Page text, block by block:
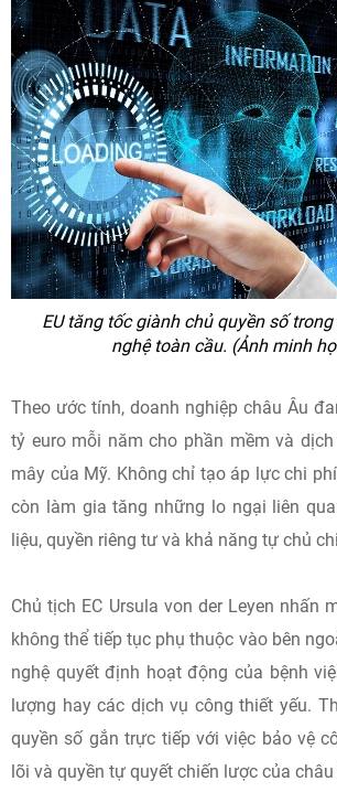
EU tăng tốc giành chủ quyền số
nghệ toàn cầu. (Ảnh minh
Theo ước tính, doanh nghiệp châu Âu
tỷ euro mỗi năm cho phần mềm và
mây của Mỹ. Không chỉ tạo áp lực chi
còn làm gia tăng những lo ngại liên
liệu, quyền riêng tư và khả năng tự chủ
Chủ tịch EC Ursula von der Leyen nhấn
không thể tiếp tục phụ thuộc vào bên
nghệ quyết định hoạt động của bệnh
lượng hay các dịch vụ công thiết yếu.
quyền số gắn trực tiếp với việc bảo vệ
lõi và quyền tự quyết chiến lược của châu